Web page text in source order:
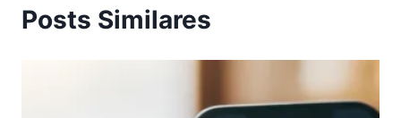
Posts Similares